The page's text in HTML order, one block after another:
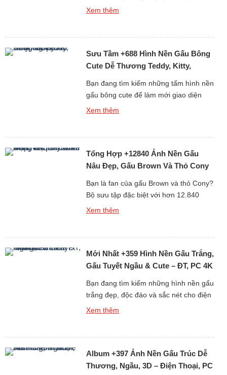
giản là làm ảnh trang trí, sticker, sổ tay?
đáng yêu […]
Xem thêm
Sưu Tầm +688 Hình Nền Gấu Bông
Cute Dễ Thương Teddy, Kitty,
Bạn đang tìm kiếm những tấm hình nền
gấu bông cute để làm mới giao diện
điện thoại hay máy tính mỗi ngày? Bộ
kế mềm mại, đáng yêu và […]
Xem thêm
Tổng Hợp +12840 Ảnh Nền Gấu
Nâu Đẹp, Gấu Brown Và Thỏ Cony
Bạn là fan của gấu Brown và thỏ Cony?
Bộ sưu tập đặc biệt với hơn 12.840
hình nền gấu Brown cute, đẹp, sắc nét
hoạt hình huyền thoại Brown […]
Xem thêm
Mới Nhất +359 Hình Nền Gấu Trắng,
Gấu Tuyết Ngầu & Cute – ĐT, PC 4K
Bạn đang tìm kiếm những hình nền gấu
trắng đẹp, độc đáo và sắc nét cho điện
thoại hoặc máy tính? Bộ sưu tập mới
từ cái nhìn đầu tiên. Tại […]
Xem thêm
Album +397 Ảnh Nền Gấu Trúc Dễ
Thương, Ngầu, 3D – Điện Thoại, PC